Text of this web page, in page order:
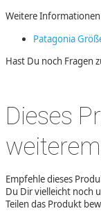
Weitere
Patagonia
Hast Du noch Fragen
Dieses
Empfehle dieses
Du Dir vielleicht noch
Teilen das Produkt